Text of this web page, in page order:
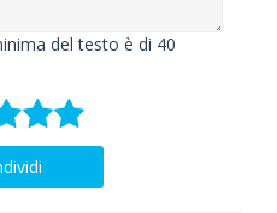
del testo è di 40